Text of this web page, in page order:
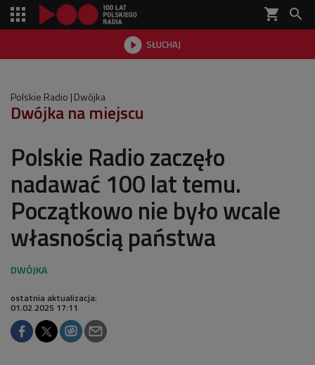
shopping_cart 
 SŁUCHAJ

Polskie Radio Dwójka
Dwójka na miejscu
Polskie Radio zaczęło
nadawać 100 lat temu.
Początkowo nie było wcale
własnością państwa
ostatnia aktualizacja:
01.02.2025 17:11